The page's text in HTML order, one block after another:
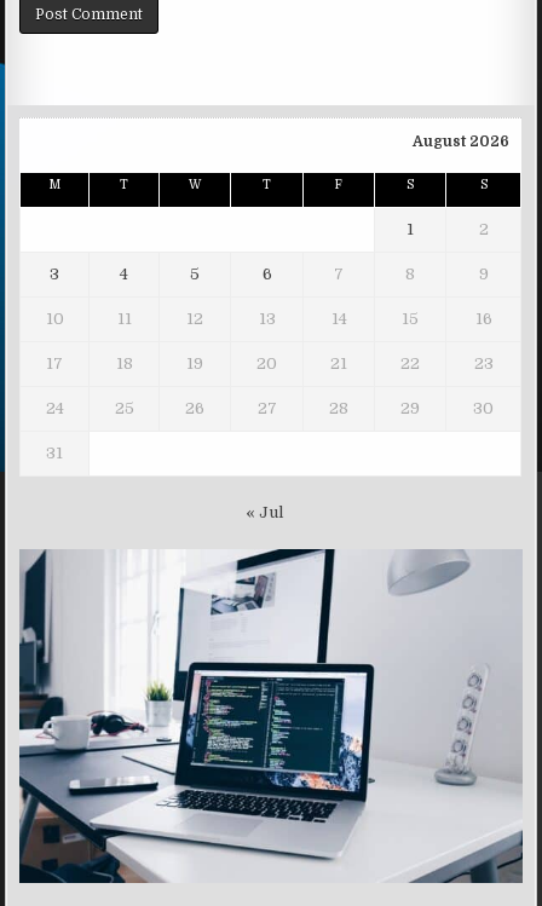
August 2026
M T W T F S S
1 2
3 4 5 6 7 8 9
10 11 12 13 14 15 16
17 18 19 20 21 22 23
24 25 26 27 28 29 30
31
« Jul